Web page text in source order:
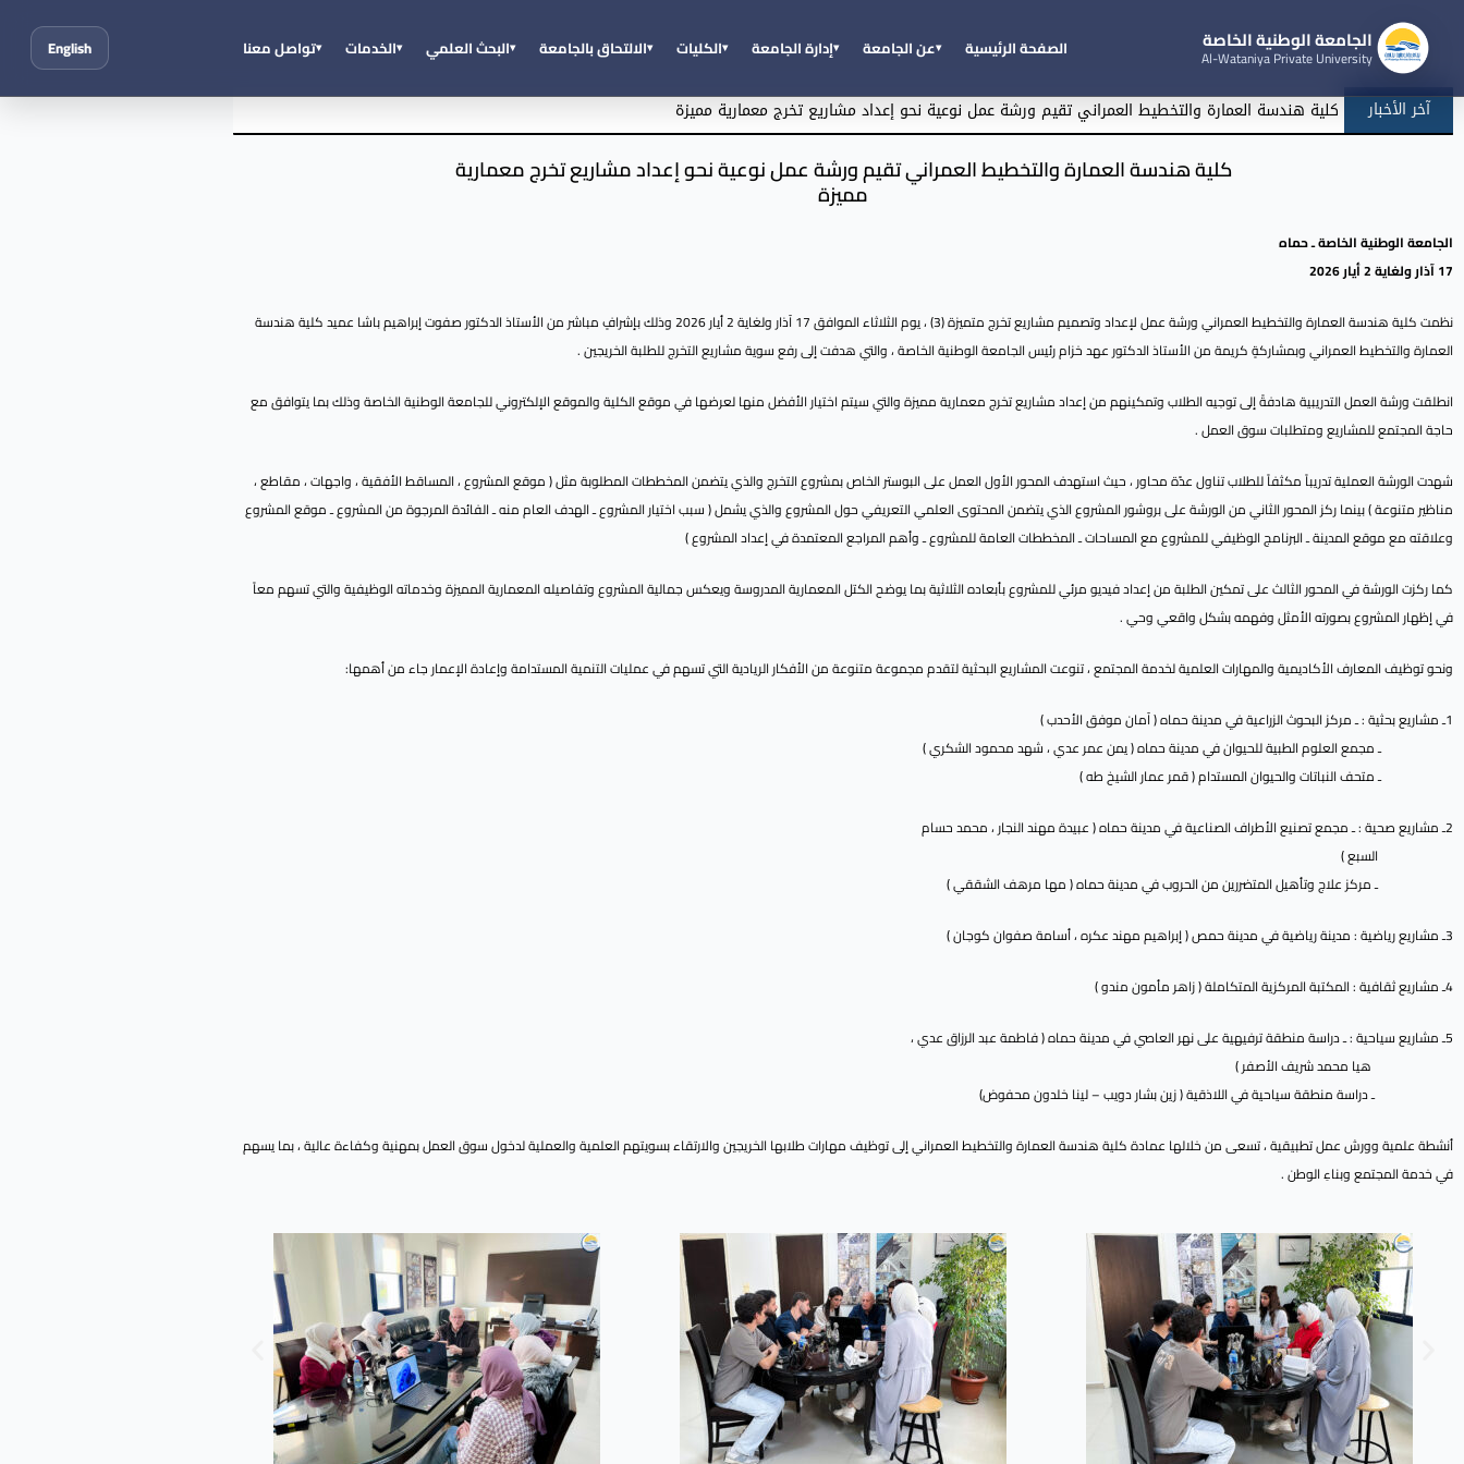
الجامعة الوطنية الخاصة
Al-Wataniya Private University الصفحة الرئيسية عن الجامعة إدارة الجامعة الكليات الالتحاق بالجامعة البحث العلمي الخدمات تواصل معنا English
آخر الأخبار كلية هندسة العمارة والتخطيط العمراني تقيم ورشة عمل نوعية نحو إعداد مشاريع تخرج معمارية مميزة
كلية هندسة العمارة والتخطيط العمراني تقيم ورشة عمل نوعية نحو إعداد مشاريع تخرج معمارية
مميزة
الجامعة الوطنية الخاصة ـ حماه
17 آذار ولغاية 2 أيار 2026
نظمت كلية هندسة العمارة والتخطيط العمراني ورشة عمل لإعداد وتصميم مشاريع تخرج متميزة (3) ، يوم الثلاثاء الموافق 17 آذار ولغاية 2 أيار 2026 وذلك بإشرافٍ مباشر من الأستاذ الدكتور صفوت إبراهيم باشا عميد كلية هندسة
العمارة والتخطيط العمراني وبمشاركةٍ كريمة من الأستاذ الدكتور عهد خزام رئيس الجامعة الوطنية الخاصة ، والتي هدفت إلى رفع سوية مشاريع التخرج للطلبة الخريجين .
انطلقت ورشة العمل التدريبية هادفةً إلى توجيه الطلاب وتمكينهم من إعداد مشاريع تخرج معمارية مميزة والتي سيتم اختيار الأفضل منها لعرضها في موقع الكلية والموقع الإلكتروني للجامعة الوطنية الخاصة وذلك بما يتوافق مع
حاجة المجتمع للمشاريع ومتطلبات سوق العمل .
شهدت الورشة العملية تدريباً مكثفاً للطلاب تناول عدّة محاور ، حيث استهدف المحور الأول العمل على البوستر الخاص بمشروع التخرج والذي يتضمن المخططات المطلوبة مثل ( موقع المشروع ، المساقط الأفقية ، واجهات ، مقاطع ،
مناظير متنوعة ) بينما ركز المحور الثاني من الورشة على بروشور المشروع الذي يتضمن المحتوى العلمي التعريفي حول المشروع والذي يشمل ( سبب اختيار المشروع ـ الهدف العام منه ـ الفائدة المرجوة من المشروع ـ موقع المشروع
وعلاقته مع موقع المدينة ـ البرنامج الوظيفي للمشروع مع المساحات ـ المخططات العامة للمشروع ـ وأهم المراجع المعتمدة في إعداد المشروع )
كما ركزت الورشة في المحور الثالث على تمكين الطلبة من إعداد فيديو مرئي للمشروع بأبعاده الثلاثية بما يوضح الكتل المعمارية المدروسة ويعكس جمالية المشروع وتفاصيله المعمارية المميزة وخدماته الوظيفية والتي تسهم معاً
في إظهار المشروع بصورته الأمثل وفهمه بشكل واقعي وحي .
ونحو توظيف المعارف الأكاديمية والمهارات العلمية لخدمة المجتمع ، تنوعت المشاريع البحثية لتقدم مجموعة متنوعة من الأفكار الريادية التي تسهم في عمليات التنمية المستدامة وإعادة الإعمار جاء من أهمها:
1ـ مشاريع بحثية : ـ مركز البحوث الزراعية في مدينة حماه ( آمان موفق الأحدب )
ـ مجمع العلوم الطبية للحيوان في مدينة حماه ( يمن عمر عدي ، شهد محمود الشكري )
ـ متحف النباتات والحيوان المستدام ( قمر عمار الشيخ طه )
2ـ مشاريع صحية : ـ مجمع تصنيع الأطراف الصناعية في مدينة حماه ( عبيدة مهند النجار ، محمد حسام
السبع )
ـ مركز علاج وتأهيل المتضررين من الحروب في مدينة حماه ( مها مرهف الشققي )
3ـ مشاريع رياضية : مدينة رياضية في مدينة حمص ( إبراهيم مهند عكره ، أسامة صفوان كوجان )
4ـ مشاريع ثقافية : المكتبة المركزية المتكاملة ( زاهر مأمون مندو )
5ـ مشاريع سياحية : ـ دراسة منطقة ترفيهية على نهر العاصي في مدينة حماه ( فاطمة عبد الرزاق عدي ،
هيا محمد شريف الأصفر )
ـ دراسة منطقة سياحية في اللاذقية ( زين بشار دويب – لينا خلدون محفوض)
أنشطة علمية وورش عمل تطبيقية ، تسعى من خلالها عمادة كلية هندسة العمارة والتخطيط العمراني إلى توظيف مهارات طلابها الخريجين والارتقاء بسويتهم العلمية والعملية لدخول سوق العمل بمهنية وكفاءة عالية ، بما يسهم
في خدمة المجتمع وبناءِ الوطن .